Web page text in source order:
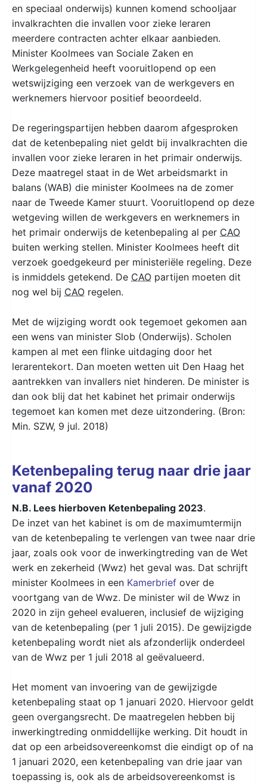
en speciaal onderwijs) kunnen komend schooljaar
invalkrachten die invallen voor zieke leraren
meerdere contracten achter elkaar aanbieden.
Minister Koolmees van Sociale Zaken en
Werkgelegenheid heeft vooruitlopend op een
wetswijziging een verzoek van de werkgevers en
werknemers hiervoor positief beoordeeld.
De regeringspartijen hebben daarom afgesproken
dat de ketenbepaling niet geldt bij invalkrachten die
invallen voor zieke leraren in het primair onderwijs.
Deze maatregel staat in de Wet arbeidsmarkt in
balans (WAB) die minister Koolmees na de zomer
naar de Tweede Kamer stuurt. Vooruitlopend op deze
wetgeving willen de werkgevers en werknemers in
het primair onderwijs de ketenbepaling al per CAO
buiten werking stellen. Minister Koolmees heeft dit
verzoek goedgekeurd per ministeriële regeling. Deze
is inmiddels getekend. De CAO partijen moeten dit
nog wel bij CAO regelen.
Met de wijziging wordt ook tegemoet gekomen aan
een wens van minister Slob (Onderwijs). Scholen
kampen al met een flinke uitdaging door het
lerarentekort. Dan moeten wetten uit Den Haag het
aantrekken van invallers niet hinderen. De minister is
dan ook blij dat het kabinet het primair onderwijs
tegemoet kan komen met deze uitzondering. (Bron:
Min. SZW, 9 jul. 2018)
Ketenbepaling terug naar drie jaar
vanaf 2020
N.B. Lees hierboven Ketenbepaling 2023.
De inzet van het kabinet is om de maximumtermijn
van de ketenbepaling te verlengen van twee naar drie
jaar, zoals ook voor de inwerkingtreding van de Wet
werk en zekerheid (Wwz) het geval was. Dat schrijft
minister Koolmees in een Kamerbrief over de
voortgang van de Wwz. De minister wil de Wwz in
2020 in zijn geheel evalueren, inclusief de wijziging
van de ketenbepaling (per 1 juli 2015). De gewijzigde
ketenbepaling wordt niet als afzonderlijk onderdeel
van de Wwz per 1 juli 2018 al geëvalueerd.
Het moment van invoering van de gewijzigde
ketenbepaling staat op 1 januari 2020. Hiervoor geldt
geen overgangsrecht. De maatregelen hebben bij
inwerkingtreding onmiddellijke werking. Dit houdt in
dat op een arbeidsovereenkomst die eindigt op of na
1 januari 2020, een ketenbepaling van drie jaar van
toepassing is, ook als de arbeidsovereenkomst is